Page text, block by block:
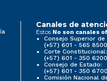
Canales de
Estos No son canales
Consejo Superior
(+57) 601 - 565 8500
Corte Constitucional:
(+57) 601 - 350 6200
Consejo de Estado:
(+57) 601 - 350 6700
Comisión Nacional